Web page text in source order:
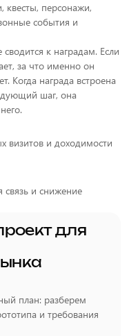
квесты, персонажи,
события и
к наградам. Если
за что именно он
Когда награда встроена
шаг, она
визитов и доходимости
и снижение
для
план: разберем
и требования